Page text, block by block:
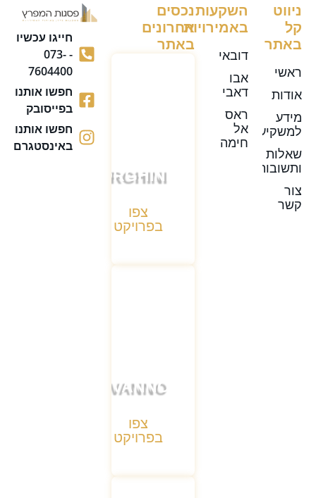
ניווט
קל
באתר
ראשי
אודות
מידע
למשקיע
שאלות
ותשובות
צור
קשר
השקעות
באמירויות
דובאי
אבו
דאבי
ראס
אל
חימה
נכסים
אחרונים
באתר
LAMBORGHINI
צפו
בפרויקט
TIVANNO
צפו
בפרויקט
חייגו עכשיו
- 073-
7604400
חפשו אותנו
בפייסובק
חפשו אותנו
באינסטגרם